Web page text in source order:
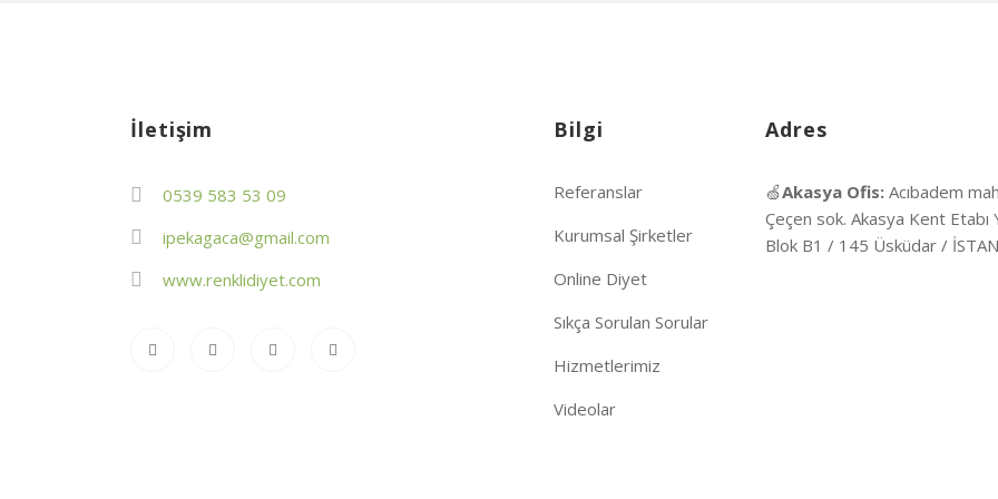
İletişim
0539 583 53 09
ipekagaca@gmail.com
www.renklidiyet.com
Bilgi
Referanslar
Kurumsal Şirketler
Online Diyet
Sıkça Sorulan Sorular
Hizmetlerimiz
Videolar
Adres
🍏Akasya Ofis:Acıbadem
Çeçen sok. Akasya Kent Etabı
Blok B1 / 145 Üsküdar /